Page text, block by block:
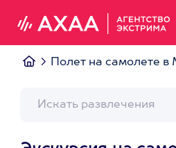
Полет на самолете